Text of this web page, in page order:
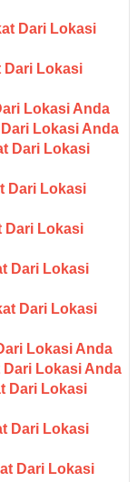
Dari Lokasi
Dari Lokasi
Lokasi Anda
Lokasi Anda
Dari Lokasi
Dari Lokasi
Dari Lokasi
Dari Lokasi
Dari Lokasi
Lokasi Anda
Dari Lokasi Anda
Dari Lokasi
Dari Lokasi
Dari Lokasi